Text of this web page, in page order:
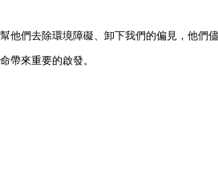
他們去除環境障礙、卸下我們的偏見，他們
帶來重要的啟發。